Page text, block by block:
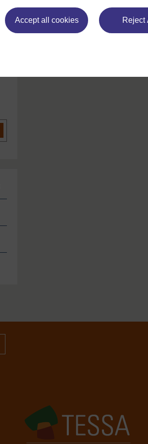
Accept all cookies Reject
Si vous avez un souci
nous contacter ici